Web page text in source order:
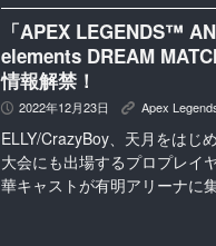
「APEX LEGENDS™
elements DREAM
情報解禁！
P 2022年12月23日 K Apex
ELLY/CrazyBoy、天月をはじ
大会にも出場するプロプレイ
華キャストが有明アリーナに